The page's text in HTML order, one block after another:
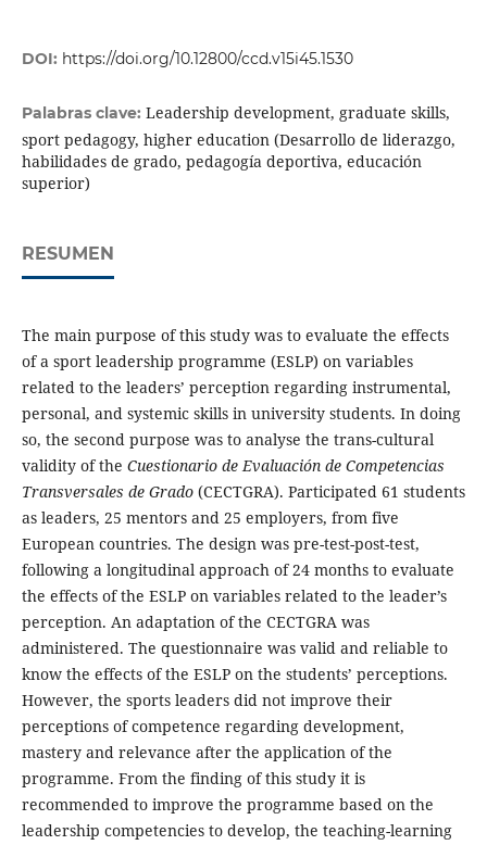
DOI: https://doi.org/10.12800/ccd.v15i45.1530
Palabras clave: Leadership development, graduate skills,
sport pedagogy, higher education (Desarrollo de liderazgo,
habilidades de grado, pedagogía deportiva, educación
superior)
RESUMEN
The main purpose of this study was to evaluate the effects
of a sport leadership programme (ESLP) on variables
related to the leaders’ perception regarding instrumental,
personal, and systemic skills in university students. In doing
so, the second purpose was to analyse the trans-cultural
validity of the Cuestionario de Evaluación de Competencias
Transversales de Grado (CECTGRA). Participated 61 students
as leaders, 25 mentors and 25 employers, from five
European countries. The design was pre-test-post-test,
following a longitudinal approach of 24 months to evaluate
the effects of the ESLP on variables related to the leader’s
perception. An adaptation of the CECTGRA was
administered. The questionnaire was valid and reliable to
know the effects of the ESLP on the students’ perceptions.
However, the sports leaders did not improve their
perceptions of competence regarding development,
mastery and relevance after the application of the
programme. From the finding of this study it is
recommended to improve the programme based on the
leadership competencies to develop, the teaching-learning